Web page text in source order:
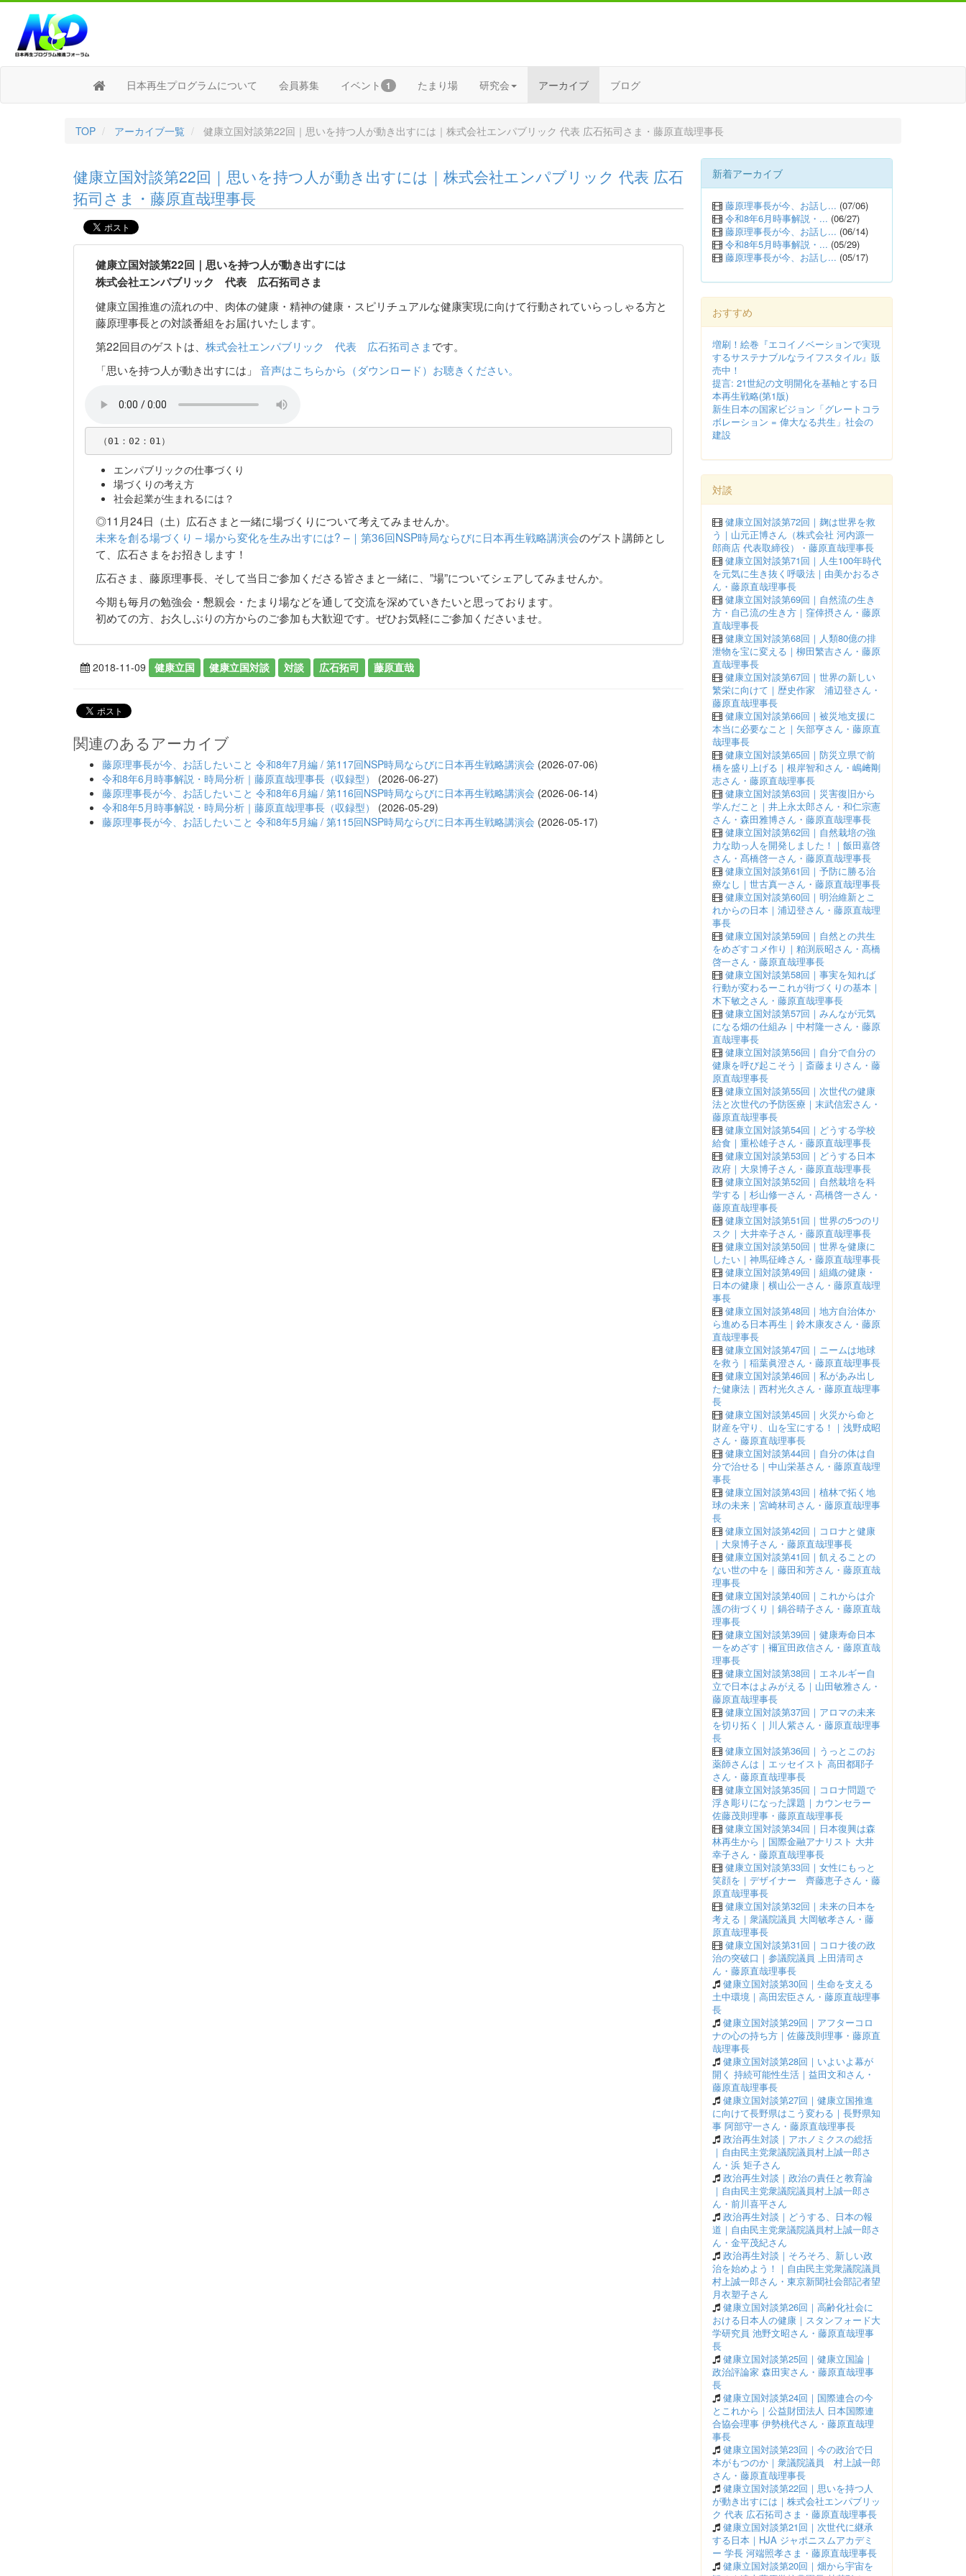
日本再生プログラムについて 会員募集 イベント 1 たまり場 研究会 アーカイブ ブログ
TOP アーカイブ一覧 健康立国対談第22回｜思いを持つ人が動き出すには｜株式会社エンパブリック 代表 広石拓司さま・藤原直哉理事長
健康立国対談第22回｜思いを持つ人が動き出すには｜株式会社エンパブリック 代表 広石
拓司さま・藤原直哉理事長
健康立国対談第22回｜思いを持つ人が動き出すには
株式会社エンパブリック 代表 広石拓司さま
健康立国推進の流れの中、肉体の健康・精神の健康・スピリチュアルな健康実現に向けて行動されていらっしゃる方と
藤原理事長との対談番組をお届けいたします。
第22回目のゲストは、 株式会社エンパブリック 代表 広石拓司さまです。
「思いを持つ人が動き出すには」 音声はこちらから（ダウンロード）お聴きください。
エンパブリックの仕事づくり
場づくりの考え方
社会起業が生まれるには？
◎11月24日（土）広石さまと一緒に場づくりについて考えてみませんか。
未来を創る場づくり – 場から変化を生み出すには? –｜第36回NSP時局ならびに日本再生戦略講演会のゲスト講師とし
て、広石さまをお招きします！
広石さま、藤原理事長、そして当日ご参加くださる皆さまと一緒に、”場”についてシェアしてみませんか。
今期も毎月の勉強会・懇親会・たまり場などを通して交流を深めていきたいと思っております。
初めての方、お久しぶりの方からのご参加も大歓迎です。ぜひお気軽にご参加くださいませ。
2018-11-09 健康立国 健康立国対談 対談 広石拓司 藤原直哉
関連のあるアーカイブ
藤原理事長が今、お話したいこと 令和8年7月編 / 第117回NSP時局ならびに日本再生戦略講演会 (2026-07-06)
令和8年6月時事解説・時局分析｜藤原直哉理事長（収録型）
(2026-06-27)
藤原理事長が今、お話したいこと 令和8年6月編 / 第116回NSP時局ならびに日本再生戦略講演会 (2026-06-14)
令和8年5月時事解説・時局分析｜藤原直哉理事長（収録型）
(2026-05-29)
藤原理事長が今、お話したいこと 令和8年5月編 / 第115回NSP時局ならびに日本再生戦略講演会 (2026-05-17)
新着アーカイブ
藤原理事長が今、お話し... (07/06)
令和8年6月時事解説・... (06/27)
藤原理事長が今、お話し... (06/14)
令和8年5月時事解説・... (05/29)
藤原理事長が今、お話し... (05/17)
おすすめ
増刷！絵巻『エコイノベーションで実現
するサステナブルなライフスタイル』販
売中！
提言: 21世紀の文明開化を基軸とする日
本再生戦略(第1版)
新生日本の国家ビジョン「グレートコラ
ボレーション = 偉大なる共生」社会の
建設
対談
健康立国対談第72回｜麹は世界を救
う｜山元正博さん（株式会社 河内源一
郎商店 代表取締役）・藤原直哉理事長
健康立国対談第71回｜人生100年時代
を元気に生き抜く呼吸法｜由美かおるさ
ん・藤原直哉理事長
健康立国対談第69回｜自然流の生き
方・自己流の生き方｜窪倖摂さん・藤原
直哉理事長
健康立国対談第68回｜人類80億の排
泄物を宝に変える｜柳田繁吉さん・藤原
直哉理事長
健康立国対談第67回｜世界の新しい
繁栄に向けて｜歴史作家 浦辺登さん・
藤原直哉理事長
健康立国対談第66回｜被災地支援に
本当に必要なこと｜矢部亨さん・藤原直
哉理事長
健康立国対談第65回｜防災立県で前
橋を盛り上げる｜根岸智和さん・嶋﨑剛
志さん・藤原直哉理事長
健康立国対談第63回｜災害復旧から
学んだこと｜井上永太郎さん・和仁宗憲
さん・森田雅博さん・藤原直哉理事長
健康立国対談第62回｜自然栽培の強
力な助っ人を開発しました！｜飯田嘉啓
さん・髙橋啓一さん・藤原直哉理事長
健康立国対談第61回｜予防に勝る治
療なし｜世古真一さん・藤原直哉理事長
健康立国対談第60回｜明治維新とこ
れからの日本｜浦辺登さん・藤原直哉理
事長
健康立国対談第59回｜自然との共生
をめざすコメ作り｜粕渕辰昭さん・髙橋
啓一さん・藤原直哉理事長
健康立国対談第58回｜事実を知れば
行動が変わるーこれが街づくりの基本｜
木下敏之さん・藤原直哉理事長
健康立国対談第57回｜みんなが元気
になる畑の仕組み｜中村隆一さん・藤原
直哉理事長
健康立国対談第56回｜自分で自分の
健康を呼び起こそう｜斎藤まりさん・藤
原直哉理事長
健康立国対談第55回｜次世代の健康
法と次世代の予防医療｜末武信宏さん・
藤原直哉理事長
健康立国対談第54回｜どうする学校
給食｜重松雄子さん・藤原直哉理事長
健康立国対談第53回｜どうする日本
政府｜大泉博子さん・藤原直哉理事長
健康立国対談第52回｜自然栽培を科
学する｜杉山修一さん・髙橋啓一さん・
藤原直哉理事長
健康立国対談第51回｜世界の5つのリ
スク｜大井幸子さん・藤原直哉理事長
健康立国対談第50回｜世界を健康に
したい｜神馬征峰さん・藤原直哉理事長
健康立国対談第49回｜組織の健康・
日本の健康｜横山公一さん・藤原直哉理
事長
健康立国対談第48回｜地方自治体か
ら進める日本再生｜鈴木康友さん・藤原
直哉理事長
健康立国対談第47回｜ニームは地球
を救う｜稲葉眞澄さん・藤原直哉理事長
健康立国対談第46回｜私があみ出し
た健康法｜西村光久さん・藤原直哉理事
長
健康立国対談第45回｜火災から命と
財産を守り、山を宝にする！｜浅野成昭
さん・藤原直哉理事長
健康立国対談第44回｜自分の体は自
分で治せる｜中山栄基さん・藤原直哉理
事長
健康立国対談第43回｜植林で拓く地
球の未来｜宮崎林司さん・藤原直哉理事
長
健康立国対談第42回｜コロナと健康
｜大泉博子さん・藤原直哉理事長
健康立国対談第41回｜飢えることの
ない世の中を｜藤田和芳さん・藤原直哉
理事長
健康立国対談第40回｜これからは介
護の街づくり｜鍋谷晴子さん・藤原直哉
理事長
健康立国対談第39回｜健康寿命日本
一をめざす｜襧冝田政信さん・藤原直哉
理事長
健康立国対談第38回｜エネルギー自
立で日本はよみがえる｜山田敏雅さん・
藤原直哉理事長
健康立国対談第37回｜アロマの未来
を切り拓く｜川人紫さん・藤原直哉理事
長
健康立国対談第36回｜うっとこのお
薬師さんは｜エッセイスト 高田都耶子
さん・藤原直哉理事長
健康立国対談第35回｜コロナ問題で
浮き彫りになった課題｜カウンセラー
佐藤茂則理事・藤原直哉理事長
健康立国対談第34回｜日本復興は森
林再生から｜国際金融アナリスト 大井
幸子さん・藤原直哉理事長
健康立国対談第33回｜女性にもっと
笑顔を｜デザイナー 齊藤恵子さん・藤
原直哉理事長
健康立国対談第32回｜未来の日本を
考える｜衆議院議員 大岡敏孝さん・藤
原直哉理事長
健康立国対談第31回｜コロナ後の政
治の突破口｜参議院議員 上田清司さ
ん・藤原直哉理事長
健康立国対談第30回｜生命を支える
土中環境｜高田宏臣さん・藤原直哉理事
長
健康立国対談第29回｜アフターコロ
ナの心の持ち方｜佐藤茂則理事・藤原直
哉理事長
健康立国対談第28回｜いよいよ幕が
開く 持続可能性生活｜益田文和さん・
藤原直哉理事長
健康立国対談第27回｜健康立国推進
に向けて長野県はこう変わる｜長野県知
事 阿部守一さん・藤原直哉理事長
政治再生対談｜アホノミクスの総括
｜自由民主党衆議院議員村上誠一郎さ
ん・浜 矩子さん
政治再生対談｜政治の責任と教育論
｜自由民主党衆議院議員村上誠一郎さ
ん・前川喜平さん
政治再生対談｜どうする、日本の報
道｜自由民主党衆議院議員村上誠一郎さ
ん・金平茂紀さん
政治再生対談｜そろそろ、新しい政
治を始めよう！｜自由民主党衆議院議員
村上誠一郎さん・東京新聞社会部記者望
月衣塑子さん
健康立国対談第26回｜高齢化社会に
おける日本人の健康｜スタンフォード大
学研究員 池野文昭さん・藤原直哉理事
長
健康立国対談第25回｜健康立国論｜
政治評論家 森田実さん・藤原直哉理事
長
健康立国対談第24回｜国際連合の今
とこれから｜公益財団法人 日本国際連
合協会理事 伊勢桃代さん・藤原直哉理
事長
健康立国対談第23回｜今の政治で日
本がもつのか｜衆議院議員 村上誠一郎
さん・藤原直哉理事長
健康立国対談第22回｜思いを持つ人
が動き出すには｜株式会社エンパブリッ
ク 代表 広石拓司さま・藤原直哉理事長
健康立国対談第21回｜次世代に継承
する日本｜HJA ジャポニスムアカデミ
ー 学長 河端照孝さま・藤原直哉理事長
健康立国対談第20回｜畑から宇宙を